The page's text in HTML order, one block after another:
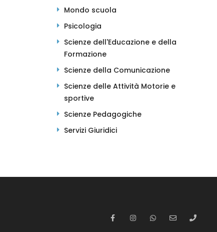
Mondo scuola
Psicologia
Scienze dell'Educazione e della
Formazione
Scienze della Comunicazione
Scienze delle Attività Motorie e
sportive
Scienze Pedagogiche
Servizi Giuridici